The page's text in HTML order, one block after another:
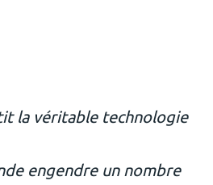
la véritable technologie
engendre un nombre